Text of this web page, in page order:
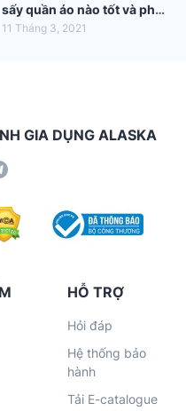
sấy quần áo nào tốt và phù
hợp nhất với gia đình bạn
11 Tháng 3, 2021
GIA DỤNG ALASKA
HỖ TRỢ
Hỏi đáp
Hệ thống bảo
hành
Tải E-catalogue